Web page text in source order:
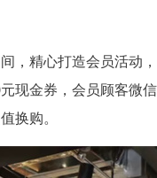
精心打造会员活动，
现金券，会员顾客微
换购。